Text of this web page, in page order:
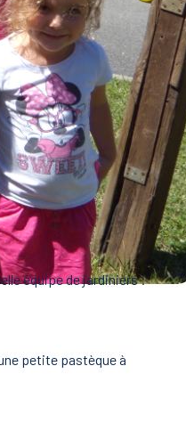
équipe de jardiniers :
petite pastèque à